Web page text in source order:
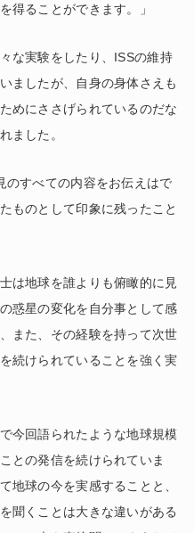
得ることができます。」
な実験をしたり、ISSの維持
ましたが、自身の身体さえも
めにささげられているのだな
ました。
のすべての内容をお伝えはで
ものとして印象に残ったこと
は地球を誰よりも俯瞰的に見
惑星の変化を自分事として感
また、その経験を持って次世
続けられていることを強く実
今回語られたような地球規模
との発信を続けられていま
地球の今を実感することと、
聞くことは大きな違いがある